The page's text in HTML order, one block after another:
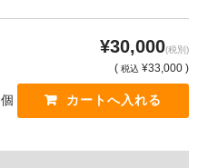
¥30,000(税別)
( 税込 ¥33,000 )
個